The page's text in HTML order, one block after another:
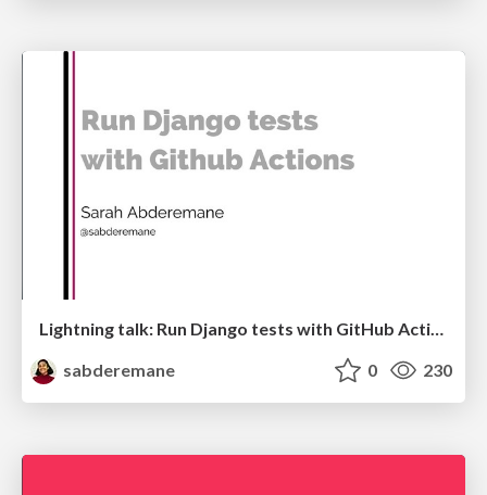
Lightning talk: Run Django tests with GitHub Actions
sabderemane
0 230